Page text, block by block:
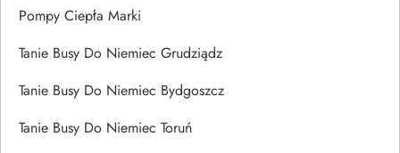
Pompy Ciepła Marki
Tanie Busy Do Niemiec Grudziądz
Tanie Busy Do Niemiec Bydgoszcz
Tanie Busy Do Niemiec Toruń